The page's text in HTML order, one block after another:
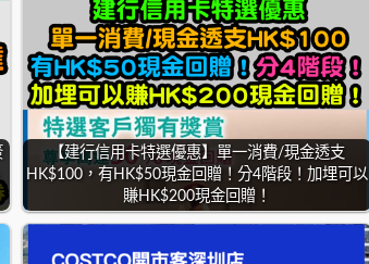
【建行信用卡特選優惠】單一消費/現金透支
HK$100，有HK$50現金回贈！分4階段！加埋可以
賺HK$200現金回贈！